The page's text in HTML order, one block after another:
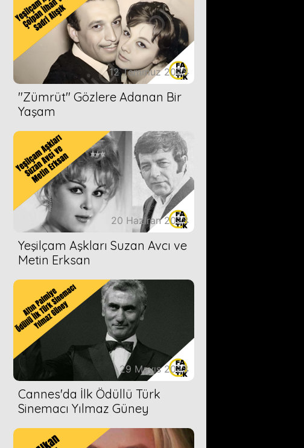
12 Temmuz 2023
''Zümrüt'' Gözlere Adanan Bir
Yaşam
20 Haziran 2023
Yeşilçam Aşkları Suzan Avcı ve
Metin Erksan
29 Mayıs 2023
Cannes'da İlk Ödüllü Türk
Sinemacı Yılmaz Güney